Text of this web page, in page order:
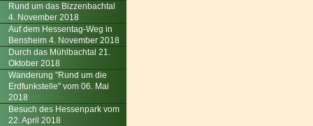
Rund um das Bizzenbachtal
4. November 2018
Auf dem Hessentag-Weg in
Bensheim 4. November 2018
Durch das Mühlbachtal 21.
Oktober 2018
Wanderung "Rund um die
Erdfunkstelle" vom 06. Mai
2018
Besuch des Hessenpark vom
22. April 2018